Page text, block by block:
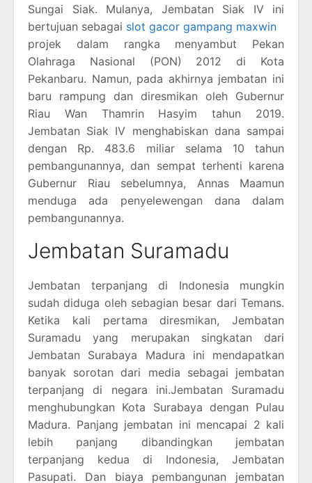
Sungai Siak. Mulanya, Jembatan Siak IV ini
bertujuan sebagai slot gacor gampang maxwin
projek dalam rangka menyambut Pekan
Olahraga Nasional (PON) 2012 di Kota
Pekanbaru. Namun, pada akhirnya jembatan ini
baru rampung dan diresmikan oleh Gubernur
Riau Wan Thamrin Hasyim tahun 2019.
Jembatan Siak IV menghabiskan dana sampai
dengan Rp. 483.6 miliar selama 10 tahun
pembangunannya, dan sempat terhenti karena
Gubernur Riau sebelumnya, Annas Maamun
menduga ada penyelewengan dana dalam
pembangunannya.
Jembatan Suramadu
Jembatan terpanjang di Indonesia mungkin
sudah diduga oleh sebagian besar dari Temans.
Ketika kali pertama diresmikan, Jembatan
Suramadu yang merupakan singkatan dari
Jembatan Surabaya Madura ini mendapatkan
banyak sorotan dari media sebagai jembatan
terpanjang di negara ini.Jembatan Suramadu
menghubungkan Kota Surabaya dengan Pulau
Madura. Panjang jembatan ini mencapai 2 kali
lebih panjang dibandingkan jembatan
terpanjang kedua di Indonesia, Jembatan
Pasupati. Dan biaya pembangunan jembatan